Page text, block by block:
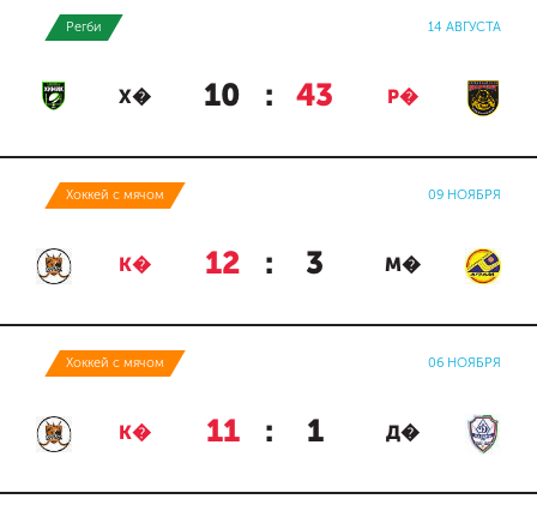
Регби 14 АВГУСТА
Х� 10 : 43 Р�
Хоккей с мячом 09 НОЯБРЯ
К� 12 : 3 М�
Хоккей с мячом 06 НОЯБРЯ
К� 11 : 1 Д�